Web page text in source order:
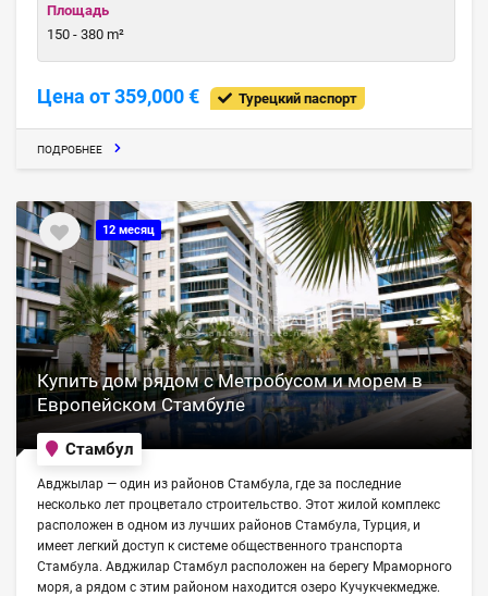
Площадь
150 - 380 m²
Цена от 359,000 € Турецкий паспорт
ПОДРОБНЕЕ
12 месяц
Купить дом рядом с Метробусом и морем в
Европейском Стамбуле
Стамбул
Авджылар — один из районов Стамбула, где за последние
несколько лет процветало строительство. Этот жилой комплекс
расположен в одном из лучших районов Стамбула, Турция, и
имеет легкий доступ к системе общественного транспорта
Стамбула. Авджилар Стамбул расположен на берегу Мраморного
моря, а рядом с этим районом находится озеро Кучукчекмедже.